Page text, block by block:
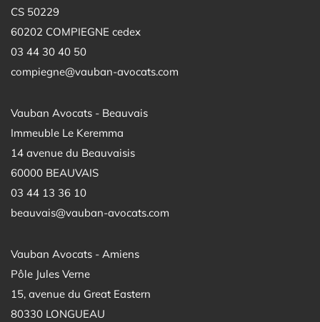
CS 50229
60202 COMPIEGNE cedex
03 44 30 40 50
compiegne@vauban-avocats.com
Vauban Avocats - Beauvais
Immeuble Le Keremma
14 avenue du Beauvaisis
60000 BEAUVAIS
03 44 13 36 10
beauvais@vauban-avocats.com
Vauban Avocats - Amiens
Pôle Jules Verne
15, avenue du Great Eastern
80330 LONGUEAU